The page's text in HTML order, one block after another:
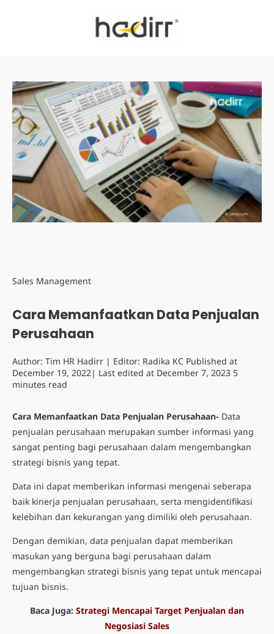
Sales Management
Cara Memanfaatkan Data Penjualan
Perusahaan
Author: Tim HR Hadirr | Editor: Radika KC Published at
December 19, 2022| Last edited at December 7, 2023 5
minutes read
Cara Memanfaatkan Data Penjualan Perusahaan- Data
penjualan perusahaan merupakan sumber informasi yang
sangat penting bagi perusahaan dalam mengembangkan
strategi bisnis yang tepat.
Data ini dapat memberikan informasi mengenai seberapa
baik kinerja penjualan perusahaan, serta mengidentifikasi
kelebihan dan kekurangan yang dimiliki oleh perusahaan.
Dengan demikian, data penjualan dapat memberikan
masukan yang berguna bagi perusahaan dalam
mengembangkan strategi bisnis yang tepat untuk mencapai
tujuan bisnis.
Baca Juga: Strategi Mencapai Target Penjualan dan
Negosiasi Sales